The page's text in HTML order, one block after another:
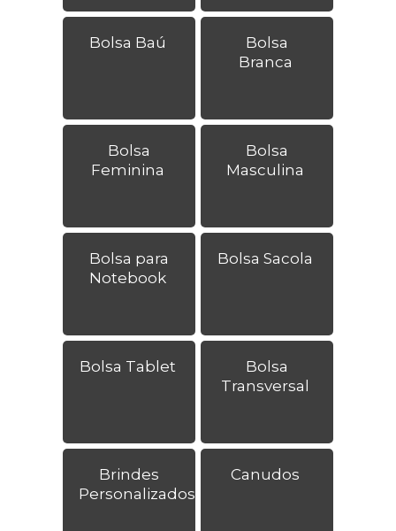
Bolsa Baú
Bolsa
Branca
Bolsa
Feminina
Bolsa
Masculina
Bolsa para
Notebook
Bolsa Sacola
Bolsa Tablet
Bolsa
Transversal
Brindes
Personalizados
Canudos